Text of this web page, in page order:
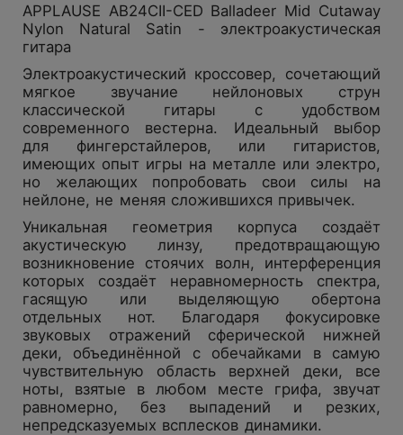
APPLAUSE AB24CII-CED Balladeer Mid Cutaway
Nylon Natural Satin - электроакустическая
гитара
Электроакустический кроссовер, сочетающий
мягкое звучание нейлоновых струн
классической гитары с удобством
современного вестерна. Идеальный выбор
для фингерстайлеров, или гитаристов,
имеющих опыт игры на металле или электро,
но желающих попробовать свои силы на
нейлоне, не меняя сложившихся привычек.
Уникальная геометрия корпуса создаёт
акустическую линзу, предотвращающую
возникновение стоячих волн, интерференция
которых создаёт неравномерность спектра,
гасящую или выделяющую обертона
отдельных нот. Благодаря фокусировке
звуковых отражений сферической нижней
деки, объединённой с обечайками в самую
чувствительную область верхней деки, все
ноты, взятые в любом месте грифа, звучат
равномерно, без выпадений и резких,
непредсказуемых всплесков динамики.